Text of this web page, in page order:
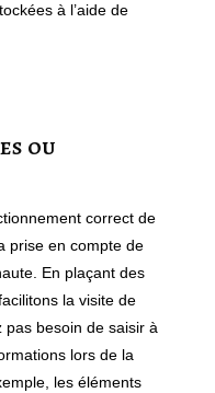
à l’aide de
ou
correct de
prise en compte de
En plaçant des
la visite de
pas besoin de saisir à
lors de la
les éléments